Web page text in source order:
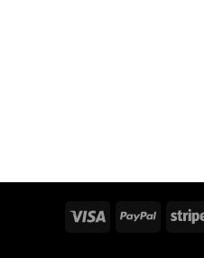
Visa PayPal